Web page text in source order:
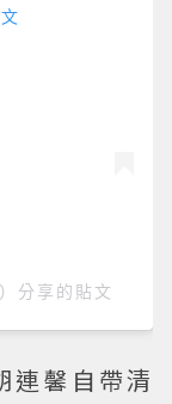
分享的貼文
連馨自帶清